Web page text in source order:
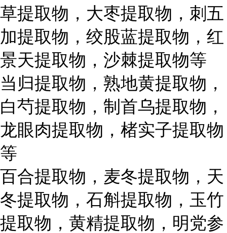
草提取物，大枣提取物，刺五
加提取物，绞股蓝提取物，红
景天提取物，沙棘提取物等
当归提取物，熟地黄提取物，
白芍提取物，制首乌提取物，
龙眼肉提取物，楮实子提取物
等
百合提取物，麦冬提取物，天
冬提取物，石斛提取物，玉竹
提取物，黄精提取物，明党参